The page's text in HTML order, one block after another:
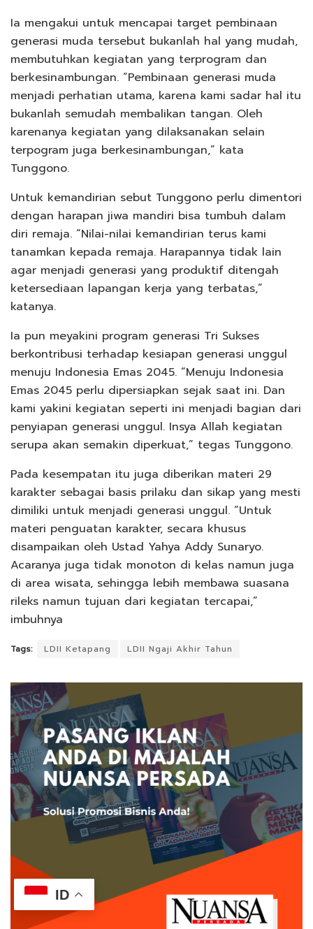
Ia mengakui untuk mencapai target pembinaan
generasi muda tersebut bukanlah hal yang mudah,
membutuhkan kegiatan yang terprogram dan
berkesinambungan. “Pembinaan generasi muda
menjadi perhatian utama, karena kami sadar hal itu
bukanlah semudah membalikan tangan. Oleh
karenanya kegiatan yang dilaksanakan selain
terpogram juga berkesinambungan,” kata
Tunggono.
Untuk kemandirian sebut Tunggono perlu dimentori
dengan harapan jiwa mandiri bisa tumbuh dalam
diri remaja. “Nilai-nilai kemandirian terus kami
tanamkan kepada remaja. Harapannya tidak lain
agar menjadi generasi yang produktif ditengah
ketersediaan lapangan kerja yang terbatas,”
katanya.
Ia pun meyakini program generasi Tri Sukses
berkontribusi terhadap kesiapan generasi unggul
menuju Indonesia Emas 2045. “Menuju Indonesia
Emas 2045 perlu dipersiapkan sejak saat ini. Dan
kami yakini kegiatan seperti ini menjadi bagian dari
penyiapan generasi unggul. Insya Allah kegiatan
serupa akan semakin diperkuat,” tegas Tunggono.
Pada kesempatan itu juga diberikan materi 29
karakter sebagai basis prilaku dan sikap yang mesti
dimiliki untuk menjadi generasi unggul. “Untuk
materi penguatan karakter, secara khusus
disampaikan oleh Ustad Yahya Addy Sunaryo.
Acaranya juga tidak monoton di kelas namun juga
di area wisata, sehingga lebih membawa suasana
rileks namun tujuan dari kegiatan tercapai,”
imbuhnya
Tags: LDII Ketapang LDII Ngaji Akhir Tahun
ID